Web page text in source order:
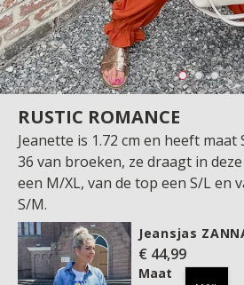
RUSTIC ROMANCE
Jeanette is 1.72 cm en heeft
36 van broeken, ze draagt in
een M/XL, van de top een S/L en
S/M.
Jeansjas
€ 44,99
Maat